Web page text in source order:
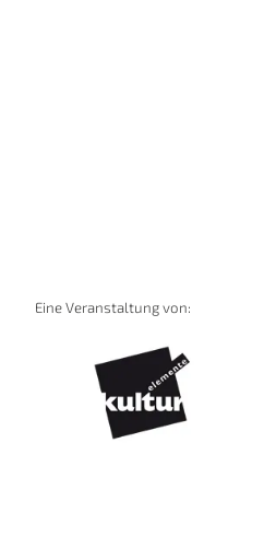
Eine Veranstaltung von: